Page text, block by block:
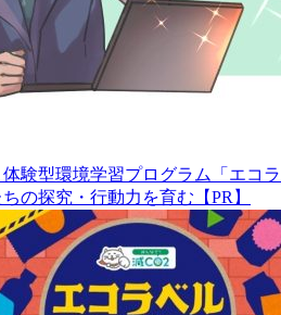
験型環境学習プログラム「エコラ
の探究・行動力を育む【PR】